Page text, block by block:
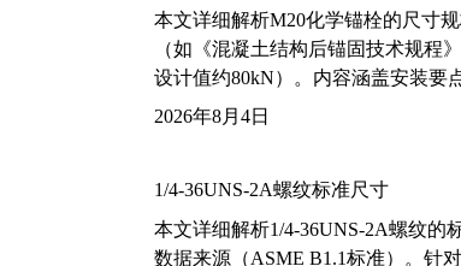
本文详细解析M20化学锚栓的尺寸
（如《混凝土结构后锚固技术规程
设计值约80kN）。内容涵盖安装要
2026年8月4日
1/4-36UNS-2A螺纹标准尺寸
本文详细解析1/4-36UNS-2A螺纹的
数据来源（ASME B1.1标准）。针